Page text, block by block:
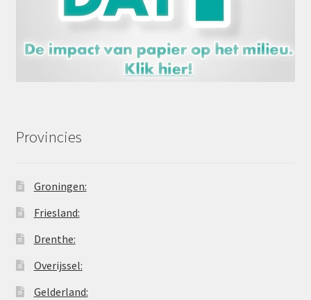
Provincies
Groningen:
Friesland:
Drenthe:
Overijssel:
Gelderland: